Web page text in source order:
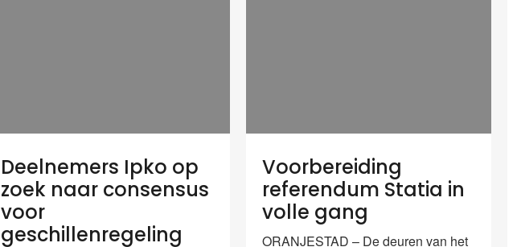
Deelnemers Ipko op
zoek naar consensus
voor
geschillenregeling
Voorbereiding
referendum Statia in
volle gang
ORANJESTAD – De deuren van het